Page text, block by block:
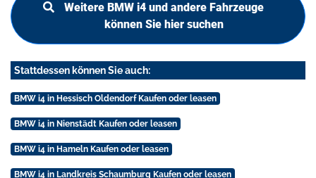
Weitere BMW i4 und andere Fahrzeuge
können Sie hier suchen
Stattdessen können Sie auch:
BMW i4 in Hessisch Oldendorf Kaufen oder leasen
BMW i4 in Nienstädt Kaufen oder leasen
BMW i4 in Hameln Kaufen oder leasen
BMW i4 in Landkreis Schaumburg Kaufen oder leasen